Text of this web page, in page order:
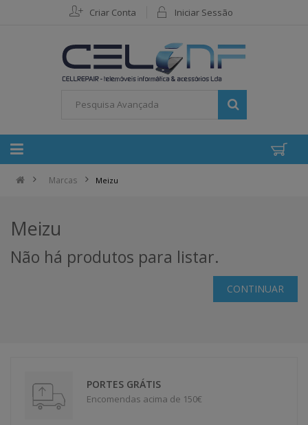
Criar Conta Iniciar Sessão
Marcas Meizu
Meizu
Não há produtos para listar.
CONTINUAR
PORTES GRÁTIS
Encomendas acima de 150€